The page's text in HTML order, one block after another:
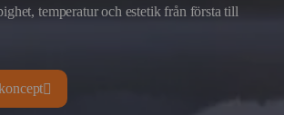
temperatur och estetik från första till